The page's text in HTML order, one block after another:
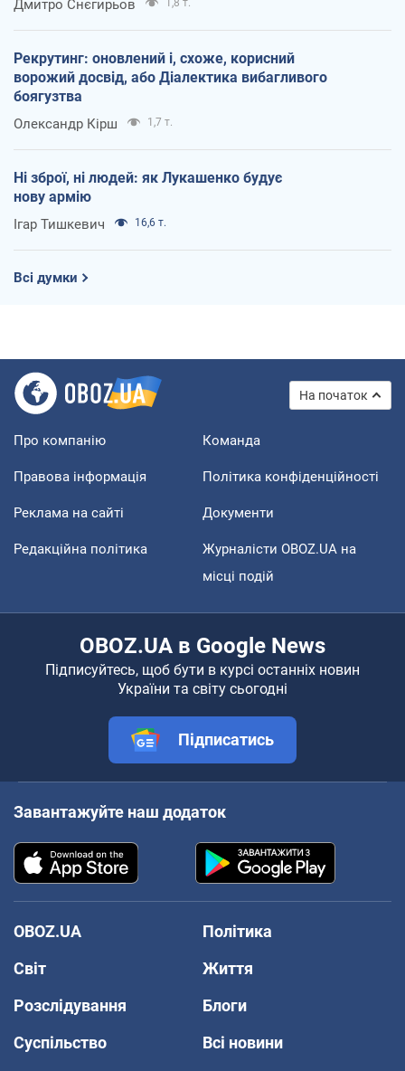
Дмитро Снєгирьов
Рекрутинг: оновлений і, схоже, корисний
ворожий досвід, або Діалектика вибагливого
боягузтва
Олександр Кірш 1,7 т.
Ні зброї, ні людей: як Лукашенко будує
нову армію
Ігар Тишкевич 16,6 т.
Всі думки
На початок
Про компанію Команда
Правова інформація Політика конфіденційності
Реклама на сайті Документи
Редакційна політика
Журналісти OBOZ.UA на
місці подій
OBOZ.UA в Google News
Підписуйтесь, щоб бути в курсі останніх новин
України та світу сьогодні
Підписатись
Завантажуйте наш додаток
OBOZ.UA
Політика
Світ
Життя
Розслідування
Блоги
Суспільство
Всі новини